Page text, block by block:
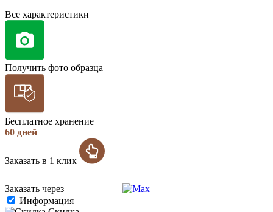
Все характеристики
Получить фото образца
Бесплатное хранение
60 дней
Заказать в 1 клик
Заказать через
Информация